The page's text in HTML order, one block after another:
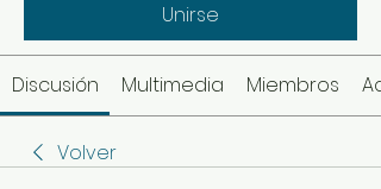
Unirse
Discusión Multimedia Miembros
Volver